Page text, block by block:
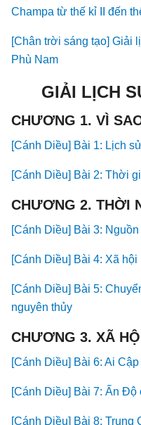
Champa từ thế kỉ II đến
[Chân trời sáng tạo] Giải
Phù Nam
GIẢI LỊCH
CHƯƠNG 1. VÌ
[Cánh Diều] Bài 1: Lịch
[Cánh Diều] Bài 2: Thời
CHƯƠNG 2. THỜI
[Cánh Diều] Bài 3:
[Cánh Diều] Bài 4: Xã hội
[Cánh Diều] Bài 5:
nguyên thủy
CHƯƠNG 3. XÃ
[Cánh Diều] Bài 6: Ai
[Cánh Diều] Bài 7: Ấn Độ
[Cánh Diều] Bài 8: Trung